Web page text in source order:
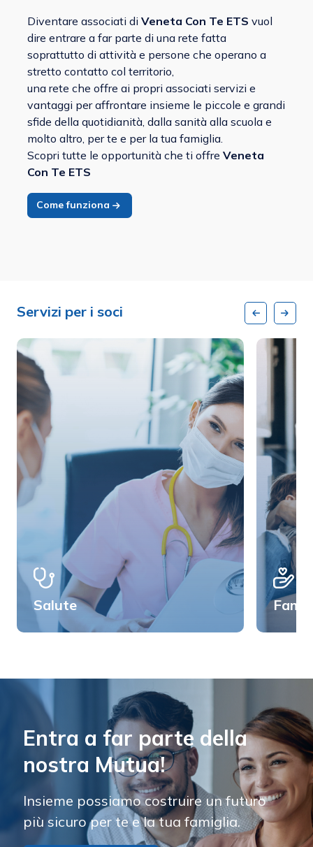
Diventare associati di Veneta Con Te ETS vuol
dire entrare a far parte di una rete fatta
soprattutto di attività e persone che operano a
stretto contatto col territorio,
una rete che offre ai propri associati servizi e
vantaggi per affrontare insieme le piccole e grandi
sfide della quotidianità, dalla sanità alla scuola e
molto altro, per te e per la tua famiglia.
Scopri tutte le opportunità che ti offre Veneta
Con Te ETS
Come funziona
Servizi per i soci
Salute
Entra a far parte della
nostra Mutua!
Insieme possiamo costruire un futuro
più sicuro per te e la tua famiglia.